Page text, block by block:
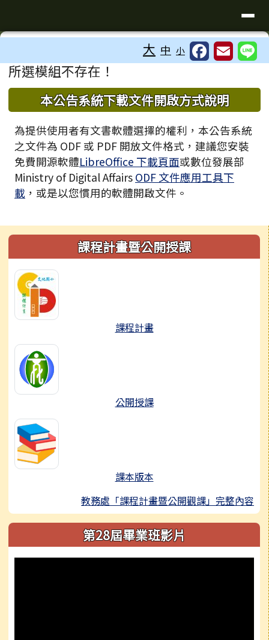
臺南市歸仁區文化國小全球資訊站
⏸
大 中 小
主內容區域
所選模組不存在！
下中區域內容
本公告系統下載文件開啟方式說明
為提供使用者有文書軟體選擇的權利，本公告系統
之文件為 ODF 或 PDF 開放文件格式，建議您安裝
免費開源軟體LibreOffice 下載頁面或數位發展部
Ministry of Digital Affairs ODF 文件應用工具下
載 ，或是以您慣用的軟體開啟文件。
左邊區域內容課程計畫暨公開授課
課程計畫
公開授課
課本版本
教務處「課程計畫暨公開觀課」完整內容
第28屆畢業班影片
頁尾區域